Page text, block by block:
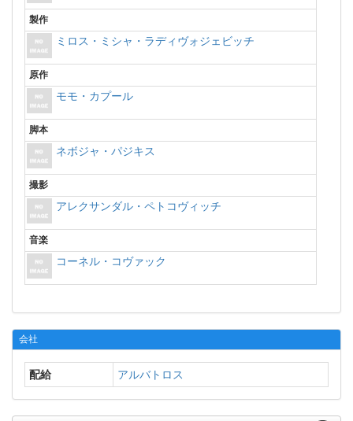
製作
ミロス・ミシャ・ラディヴォジェビッチ
原作
モモ・カプール
脚本
ネボジャ・パジキス
撮影
アレクサンダル・ペトコヴィッチ
音楽
コーネル・コヴァック
会社
配給 アルバトロス